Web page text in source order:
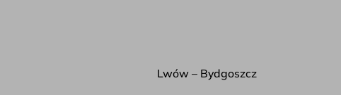
Lwów – Bydgoszcz